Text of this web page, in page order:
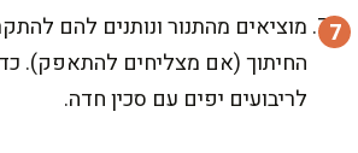
מוציאים מהתנור ונותנים להם
החיתוך (אם מצליחים להתאפק).
לריבועים יפים עם סכין חדה.